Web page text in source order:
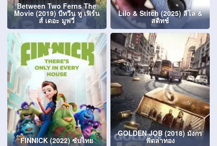
Between Two Ferns The
Movie (2019) บีทวีน ทู เฟิร์น
ส์ เดอะ มูฟวี่
Lilo & Stitch (2025) ลีโล &
สติทช์
FINNICK (2022) ซับไทย
GOLDEN JOB (2018) มังกร
ฟัดล่าทอง